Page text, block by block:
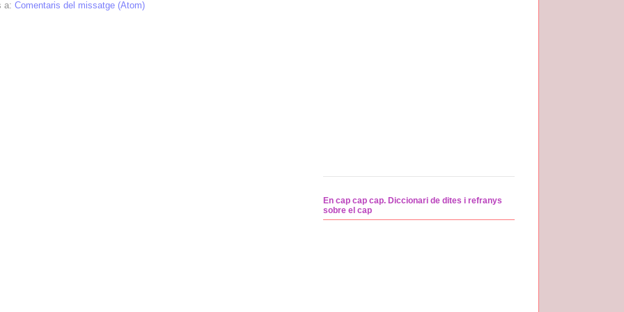
a: Comentaris del missatge (Atom)
En cap cap cap. Diccionari de dites i refranys
sobre el cap